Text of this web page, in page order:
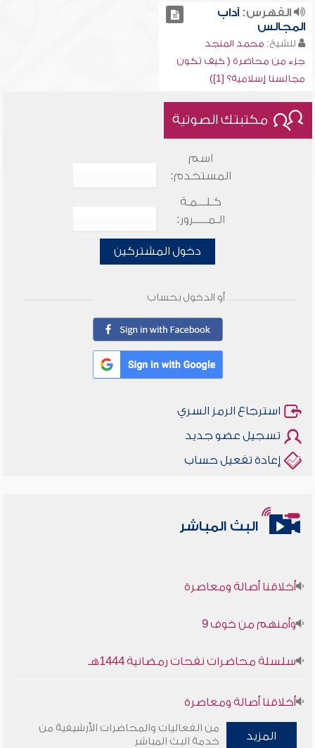
الفهرس:آداب
المجالس
للشيخ: محمد المنجد
جزء من محاضرة ( كيف تكون
مجالسنا إسلامية؟ [1])
مكتبتك الصوتية
اسم
المستخدم:
كـلـــمـة
الـمـــــرور:
دخول المشتركين
أو الدخول بحساب
استرجاع الرمز السري
تسجيل عضو جديد
إعادة تفعيل حساب
البث المباشر
أخلاقنا أصالة ومعاصرة
وأمنهم من خوف 9
سلسلة محاضرات نفحات رمضانية 1444هـ
أخلاقنا أصالة ومعاصرة
وأمنهم من خوف 9
المزيد
من الفعاليات والمحاضرات الأرشيفية من
خدمة البث المباشر